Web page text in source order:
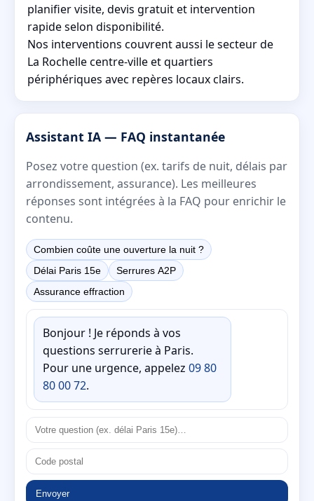
planifier visite, devis gratuit et intervention
rapide selon disponibilité.
Nos interventions couvrent aussi le secteur de
La Rochelle centre-ville et quartiers
périphériques avec repères locaux clairs.
Assistant IA — FAQ instantanée
Posez votre question (ex. tarifs de nuit, délais par
arrondissement, assurance). Les meilleures
réponses sont intégrées à la FAQ pour enrichir le
contenu.
Combien coûte une ouverture la nuit ?
Délai Paris 15e
Serrures A2P
Assurance effraction
Bonjour ! Je réponds à vos
questions serrurerie à Paris.
Pour une urgence, appelez 09 80
80 00 72.
Envoyer